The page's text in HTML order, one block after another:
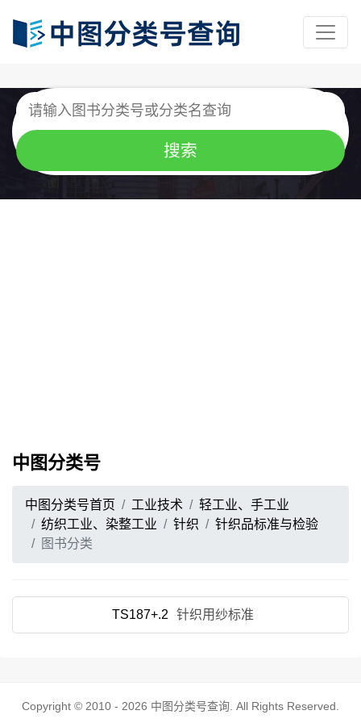
中图分类号
中图分类号首页 工业技术
轻工业、手工业
纺织工业、染整工业
针织
针织品标准与检验
图书分类
TS187+.2 针织用纱标准
Copyright © 2010 - 2026 中图分类号查询 . All Rights Reserved.